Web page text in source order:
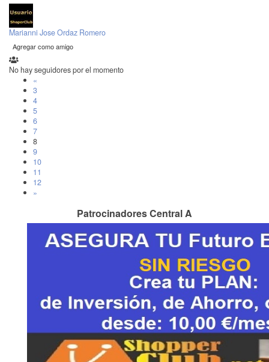
Marianni Jose Ordaz Romero
Agregar como amigo
No hay seguidores por el momento
«
3
4
5
6
7
8
9
10
11
12
»
Patrocinadores Central A